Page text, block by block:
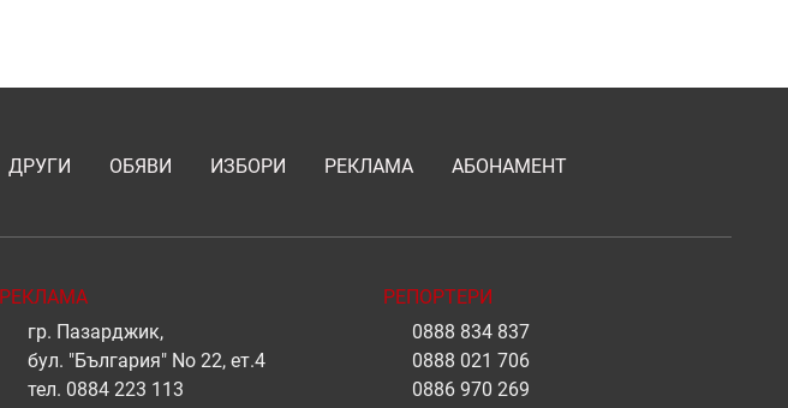
ДРУГИ ОБЯВИ ИЗБОРИ РЕКЛАМА АБОНАМЕНТ
РЕКЛАМА
гр. Пазарджик,
бул. "България" No 22, ет.4
тел. 0884 223 113
РЕПОРТЕРИ
0888 834 837
0888 021 706
0886 970 269